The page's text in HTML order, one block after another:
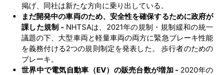
掲げ、同社は新たな方向に乗り出している。
まだ開発中の車両のため、安全性を確保するために政府が
課した規制 - NHTSAは、2021年の規制・規制緩和の統一
議題の下、大型車両と軽量車両の両方に緊急ブレーキ性能
を義務付ける2つの規則制定を発表した。 歩行者のための
ブレーキ。
世界中で電気自動車（EV）の販売台数が増加 - 2020年の